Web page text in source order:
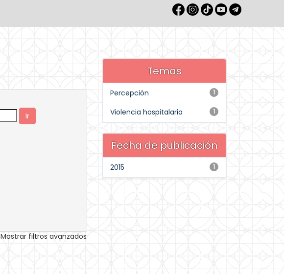
Mostrar filtros avanzados
Temas
1
Percepción
1
Violencia hospitalaria
Fecha de publicación
1
2015